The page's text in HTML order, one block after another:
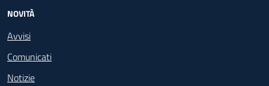
NOVITÀ
Avvisi
Comunicati
Notizie